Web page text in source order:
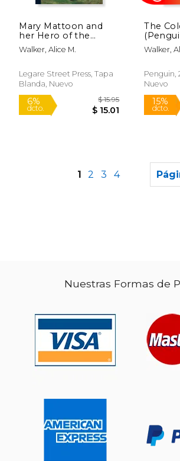
15%
dcto.
15%
dcto.
$ 25.99
$ 22.09
Mary Mattoon and
her Hero of the
Revolution (en
Inglés)
Walker, Alice M.
Legare Street Press, Tapa
Blanda, Nuevo
The
Inglés)
Walker,
Penguin,
Nuevo
1 2 3 4
Nuestras Formas de